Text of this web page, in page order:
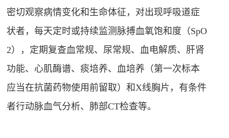
密切观察病情变化和生命体征，对出现呼吸道症
状者，每天定时或持续监测脉搏血氧饱和度（SpO
2），定期复查血常规、尿常规、血电解质、肝肾
功能、心肌酶谱、痰培养、血培养（第一次标本
应当在抗菌药物使用前留取）和X线胸片，有条件
者行动脉血气分析、肺部CT检查等。